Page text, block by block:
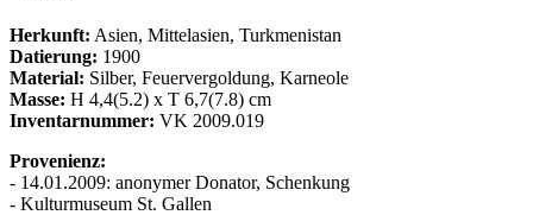
Herkunft: Asien, Mittelasien, Turkmenistan
Datierung: 1900
Material: Silber, Feuervergoldung, Karneole
Masse: H 4,4(5.2) x T 6,7(7.8) cm
Inventarnummer: VK 2009.019
Provenienz:
- 14.01.2009: anonymer Donator, Schenkung
- Kulturmuseum St. Gallen